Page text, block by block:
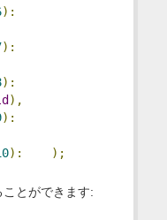
):
):
):
),
):
): );
とができます: